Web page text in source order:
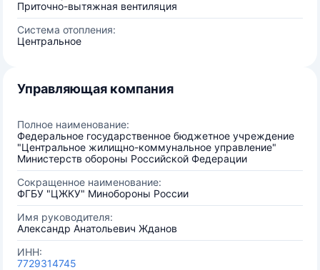
Приточно-вытяжная вентиляция
Система отопления:
Центральное
Управляющая компания
Полное наименование:
Федеральное государственное бюджетное учреждение
"Центральное жилищно-коммунальное управление"
Министерств обороны Российской Федерации
Сокращенное наименование:
ФГБУ "ЦЖКУ" Минобороны России
Имя руководителя:
Александр Анатольевич Жданов
ИНН:
7729314745